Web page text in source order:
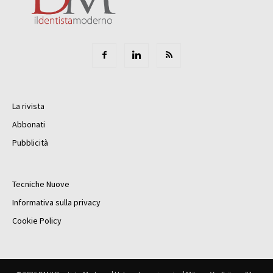
La rivista
Abbonati
Pubblicità
Tecniche Nuove
Informativa sulla privacy
Cookie Policy